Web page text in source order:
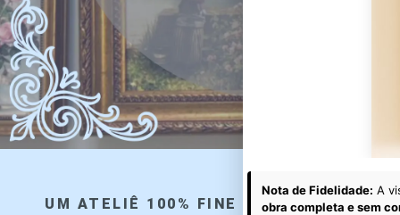
UM ATELIÊ 100% FINE ART
Nota de Fidelidade: A
obra completa e sem